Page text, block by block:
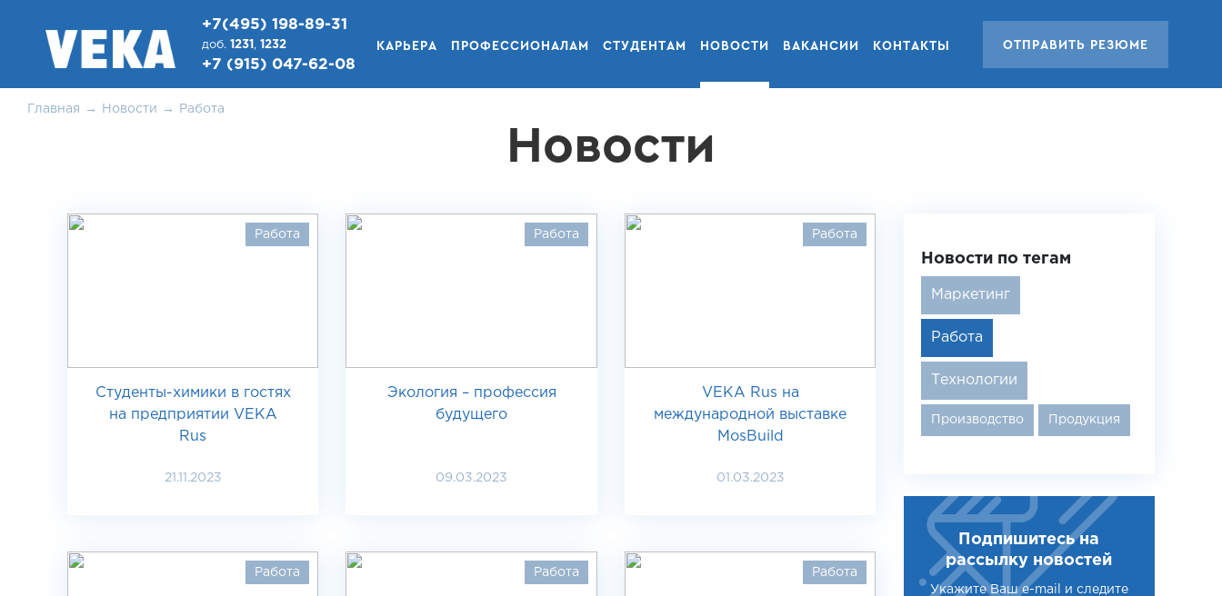
+7(495) 198-89-31
доб. 1231 1232
+7 (915) 047-62-08
КАРЬЕРА ПРОФЕССИОНАЛАМ СТУДЕНТАМ НОВОСТИ ВАКАНСИИ КОНТАКТЫ ОТПРАВИТЬ РЕЗЮМЕ
Главная Новости Работа
Новости
Студенты-химики в гостях
на предприятии VEKA
Rus
21.11.2023
Работа
Экология – профессия
будущего
09.03.2023
Работа
VEKA Rus на
международной выставке
MosBuild
01.03.2023
Работа
Работа Работа Работа
Новости по тегам
Маркетинг
Работа
Технологии
Производство Продукция
Подпишитесь на
рассылку новостей
Укажите Ваш e-mail и следите